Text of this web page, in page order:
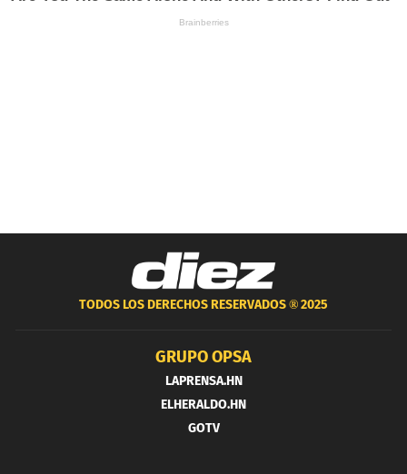
TODOS LOS DERECHOS RESERVADOS ®2025
GRUPO OPSA
LAPRENSA.HN
ELHERALDO.HN
GOTV